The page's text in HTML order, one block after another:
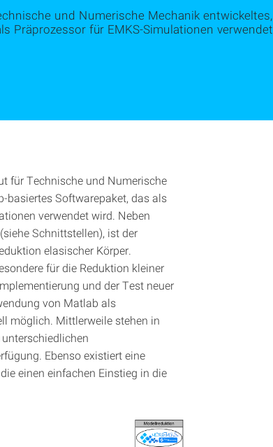
und Numerische Mechanik entwickeltes,
Präprozessor für EMKS-Simulationen verwendet
für Technische und Numerische
basiertes Softwarepaket, das als
verwendet wird. Neben
Schnittstellen), ist der
elasischer Körper.
für die Reduktion kleiner
und der Test neuer
von Matlab als
möglich. Mittlerweile stehen in
Ebenso existiert eine
einen einfachen Einstieg in die